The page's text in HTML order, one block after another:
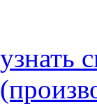
узнать